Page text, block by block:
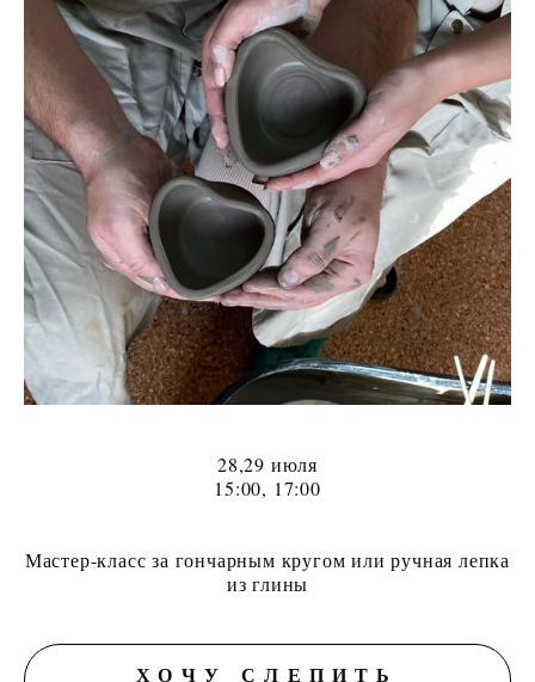
правила
аренда
Ваш праздник
КОНТАКТЫ
28,29 июля
15:00, 17:00
Мастер-класс за гончарным кругом или ручная лепка
из глины
ХОЧУСЛЕПИТЬ